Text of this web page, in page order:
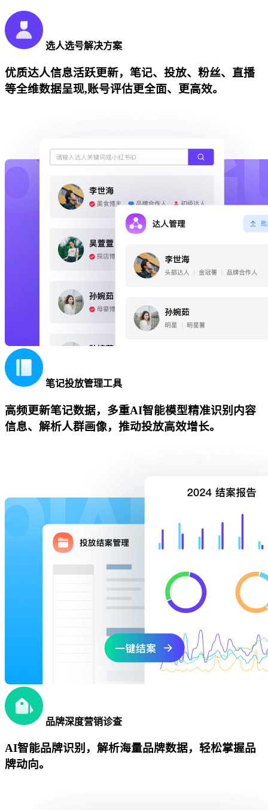
选人选号解决方案
优质达人信息活跃更新，笔记、投放、粉丝、直播
等全维数据呈现,账号评估更全面、更高效。
笔记投放管理工具
高频更新笔记数据，多重AI智能模型精准识别内容
信息、解析人群画像，推动投放高效增长。
品牌深度营销诊查
AI智能品牌识别，解析海量品牌数据，轻松掌握品
牌动向。